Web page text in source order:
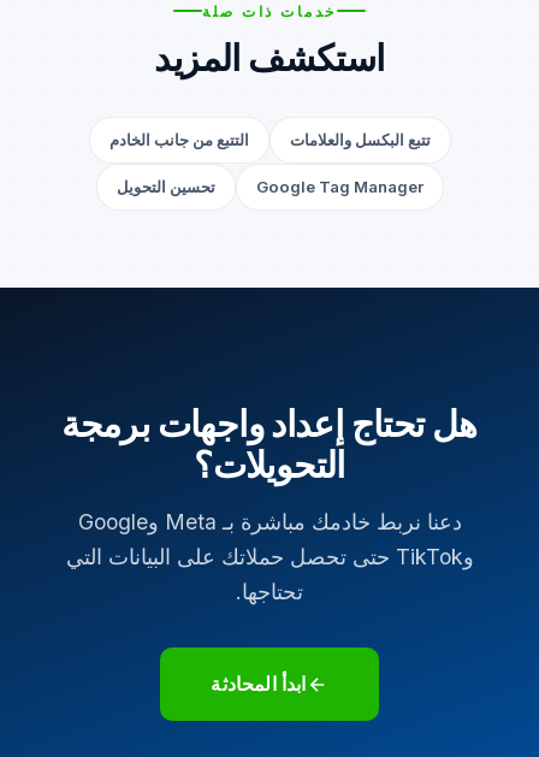
خدمات ذات صلة
استكشف المزيد
تتبع البكسل والعلامات التتبع من جانب الخادم
Google Tag Manager تحسين التحويل
هل تحتاج إعداد واجهات برمجة
التحويلات؟
دعنا نربط خادمك مباشرة بـ Meta وGoogle
وTikTok حتى تحصل حملاتك على البيانات التي
تحتاجها.
ابدأ المحادثة